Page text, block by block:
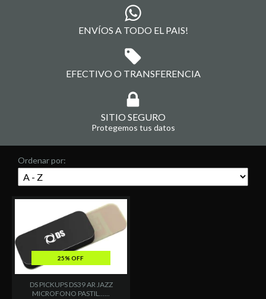
ENVÍOS A TODO EL PAIS!
EFECTIVO O TRANSFERENCIA
SITIO SEGURO
Protegemos tus datos
Ordenar por:
25% OFF
DS PICKUPS DS39 AR JAZZ
MICROFONO PASTIL......